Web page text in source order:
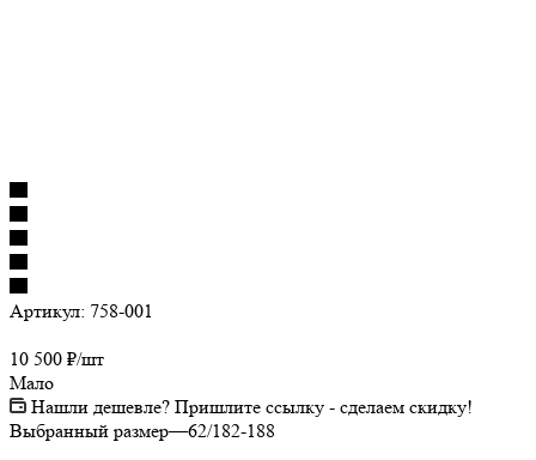
Артикул: 758-001
10 500 ₽/шт
Мало
Нашли дешевле? Пришлите ссылку - сделаем скидку!
Выбранный размер—62/182-188